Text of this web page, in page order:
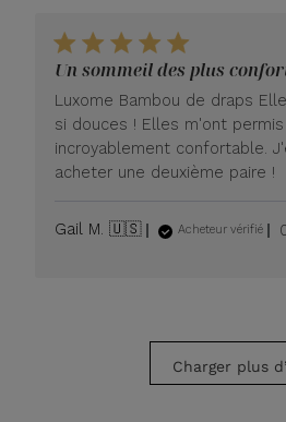
Un sommeil des plus
Luxome Bambou de draps
si douces ! Elles m'ont
incroyablement confortable.
acheter une deuxième paire !
Gail M. 🇺🇸 Acheteur vérifié
Charger plus